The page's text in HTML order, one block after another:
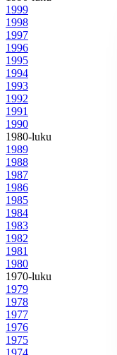
1999
1998
1997
1996
1995
1994
1993
1992
1991
1990
1980-luku
1989
1988
1987
1986
1985
1984
1983
1982
1981
1980
1970-luku
1979
1978
1977
1976
1975
1974